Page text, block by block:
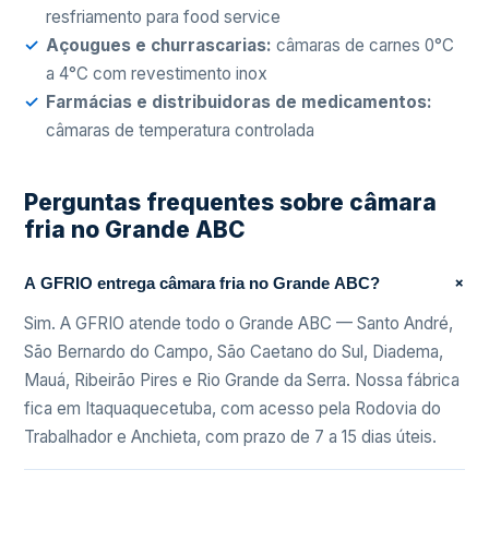
resfriamento para food service
Açougues e churrascarias: câmaras de carnes 0°C
a 4°C com revestimento inox
Farmácias e distribuidoras de medicamentos:
câmaras de temperatura controlada
Perguntas frequentes sobre câmara
fria no Grande ABC
A GFRIO entrega câmara fria no Grande ABC? +
Sim. A GFRIO atende todo o Grande ABC — Santo André,
São Bernardo do Campo, São Caetano do Sul, Diadema,
Mauá, Ribeirão Pires e Rio Grande da Serra. Nossa fábrica
fica em Itaquaquecetuba, com acesso pela Rodovia do
Trabalhador e Anchieta, com prazo de 7 a 15 dias úteis.